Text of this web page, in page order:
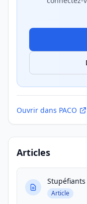
Ouvrir dans PACO
Articles
Article